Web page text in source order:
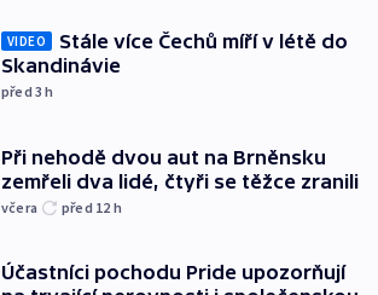
VIDEO
Stále více Čechů míří v létě do
Skandinávie
před 3h
Při nehodě dvou aut na Brněnsku
zemřeli dva lidé, čtyři se těžce zranili
včera před 12 h
Účastníci pochodu Pride upozorňují